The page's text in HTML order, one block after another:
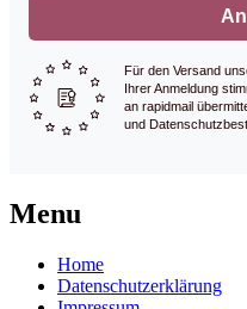
Für den Versand
Ihrer Anmeldung
an rapidmail
und
Menu
Home
Datenschutzerklärung